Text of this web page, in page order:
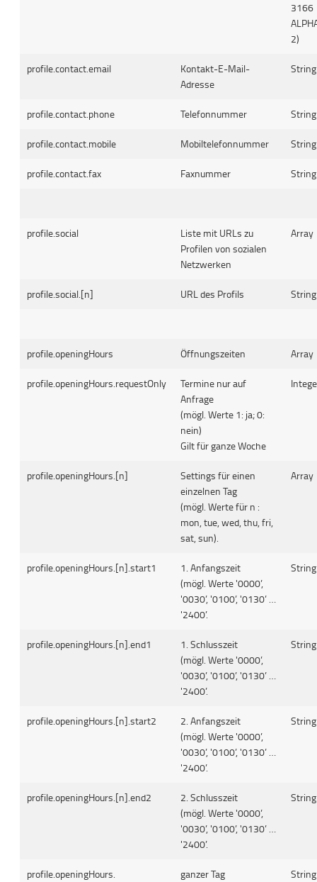
3166
2)
profile.contact.email
Kontakt-E-Mail-
Adresse
String
profile.contact.phone Telefonnummer String
profile.contact.mobile Mobiltelefonnummer String
profile.contact.fax Faxnummer String
profile.social
Liste mit URLs zu
Profilen von sozialen
Netzwerken
Array
profile.social.[n] URL des Profils String
profile.openingHours Öffnungszeiten Array
profile.openingHours.requestOnly
Termine nur auf
Anfrage
(mögl. Werte 1: ja; 0:
nein)
Gilt für ganze Woche
profile.openingHours.[n]
Settings für einen
einzelnen Tag
(mögl. Werte für n :
mon, tue, wed, thu, fri,
sat, sun).
Array
profile.openingHours.[n].start1
1. Anfangszeit
(mögl. Werte '0000’,
'0030’, '0100’, '0130’ …
'2400’.
String
profile.openingHours.[n].end1
1. Schlusszeit
(mögl. Werte '0000’,
'0030’, '0100’, '0130’ …
'2400’.
String
profile.openingHours.[n].start2
2. Anfangszeit
(mögl. Werte '0000’,
'0030’, '0100’, '0130’ …
'2400’.
String
profile.openingHours.[n].end2
2. Schlusszeit
(mögl. Werte '0000’,
'0030’, '0100’, '0130’ …
'2400’.
String
profile.openingHours.
ganzer Tag
String